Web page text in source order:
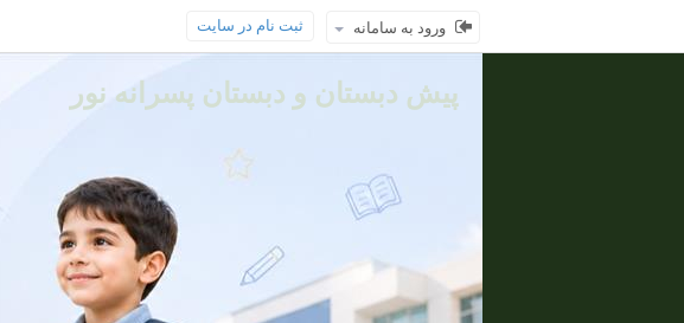
ورود به سامانه ثبت نام در سایت
پیش دبستان و دبستان پسرانه نور